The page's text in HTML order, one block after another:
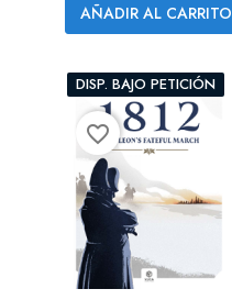
AÑADIR AL CARRITO
DISP. BAJO PETICIÓN
favorite_border